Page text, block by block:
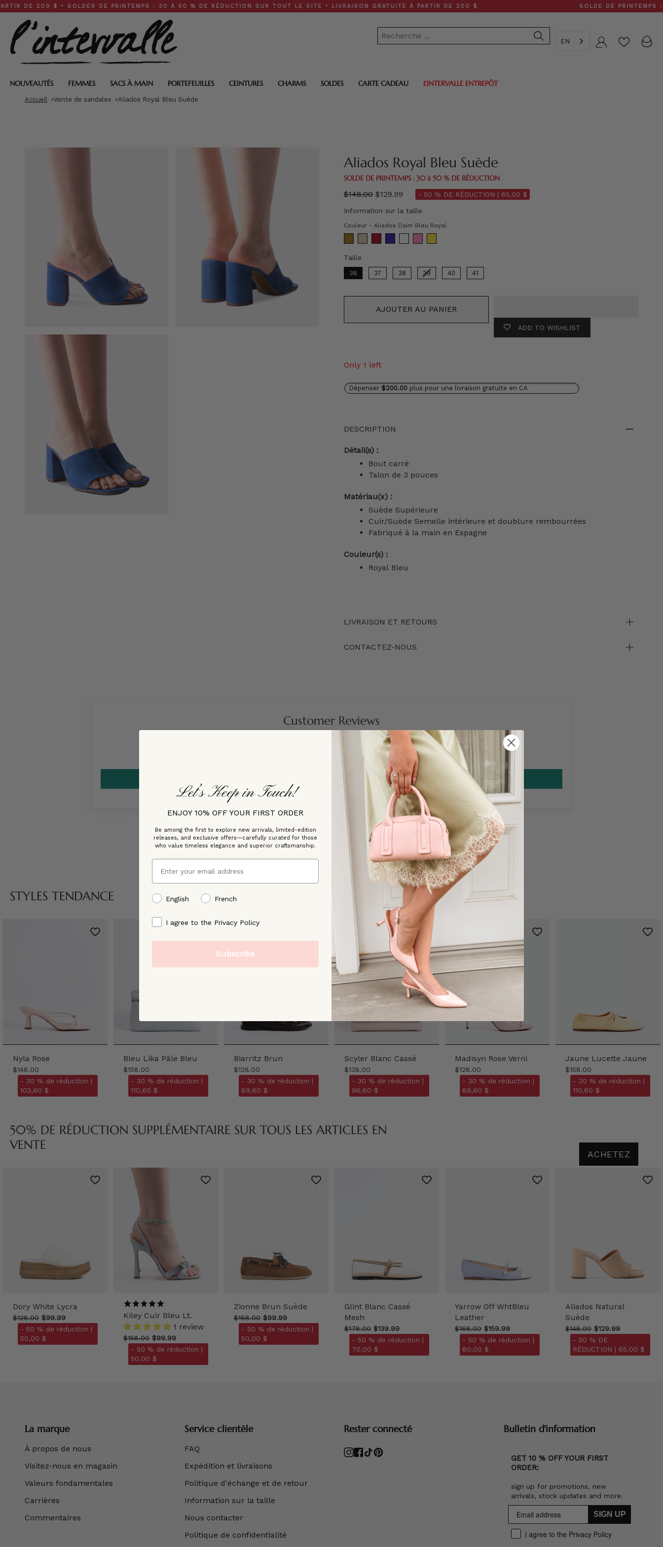
Skip
to
content
$ • SOLDES DE PRINTEMPS : 30 À 50 % DE RÉDUCTION SUR TOUT LE SITE • LIVRAISON GRATUITE À PARTIR DE 200 $ SOLDE DE PRINTEMPS : 30 À
EN Compte
NOUVEAUTÉS FEMMES SACS À MAIN PORTEFEUILLES CEINTURES CHARMS SOLDES CARTE CADEAU L'INTERVALLE ENTREPÔT
Accueil Vente de sandales Aliados Royal Bleu Suède
Aliados Royal Bleu Suède
SOLDE DE PRINTEMPS : 30 à 50 % DE RÉDUCTION
régulier
$148.00 $129.99 - 50 % DE RÉDUCTION | 65,00 $
Information sur la taille
Couleur - Aliados Daim Bleu Royal
Taille
36 37 38 39 40 41
AJOUTER AU PANIER
ADD TO WISHLIST
Only 1 left
Dépenser $200.00 plus pour une livraison gratuite en CA
DESCRIPTION
Détail(s) :
Bout carré
Talon de 3 pouces
Matériau(x) :
Suède Supérieure
Cuir/Suède Semelle intérieure et doublure rembourrées
Fabriqué à la main en Espagne
Couleur(s) :
Royal Bleu
LIVRAISON ET RETOURS
CONTACTEZ-NOUS
Customer Reviews
Be the first to write a review
Write a review
STYLES TENDANCE
Nyla Rose
$148.00
- 30 % de réduction |
103,60 $
Bleu Lika Pâle Bleu
$158.00
- 30 % de réduction |
110,60 $
Biarritz Brun
$128.00
- 30 % de réduction |
89,60 $
Scyler Blanc Cassé
$138.00
- 30 % de réduction |
96,60 $
Madisyn Rose Verni
$128.00
- 30 % de réduction |
89,60 $
Jaune Lucette Jaune
$158.00
- 30 % de réduction |
110,60 $
50% DE RÉDUCTION SUPPLÉMENTAIRE SUR TOUS LES ARTICLES EN
VENTE
ACHETEZ
Dory White Lycra
$128.00 $99.99
- 50 % de réduction |
50,00 $
Kiley Cuir Bleu Lt.
1 review
$158.00 $99.99
- 50 % de réduction |
50,00 $
Zionne Brun Suède
$168.00 $99.99
- 50 % de réduction |
50,00 $
Glint Blanc Cassé
Mesh
$178.00 $139.99
- 50 % de réduction |
70,00 $
Yarrow Off WhtBleu
Leather
$168.00 $159.99
- 50 % de réduction |
80,00 $
Aliados Natural
Suède
$148.00 $129.99
- 50 % DE
RÉDUCTION | 65,00 $
La marque
À propos de nous
Visitez-nous en magasin
Valeurs fondamentales
Carrières
Commentaires
Service clientèle
FAQ
Expédition et livraisons
Politique d'échange et de retour
Information sur la taille
Nous contacter
Politique de confidentialité
Rester connecté
Instagram
Facebook
TikTokPinterest
Bulletin d'information
GET 10 % OFF YOUR FIRST
ORDER:
sign up for promotions, new
arrivals, stock updates and more.
SIGN UP
I agree to the Privacy Policy
Let’s Keep in Touch!
ENJOY 10% OFF YOUR FIRST ORDER
Be among the first to explore new arrivals, limited-edition
releases, and exclusive offers—carefully curated for those
who value timeless elegance and superior craftsmanship.
Email
preffered language
English French
By signing up, you agree to our [Privacy Policy]
I agree to the Privacy Policy
Subscribe